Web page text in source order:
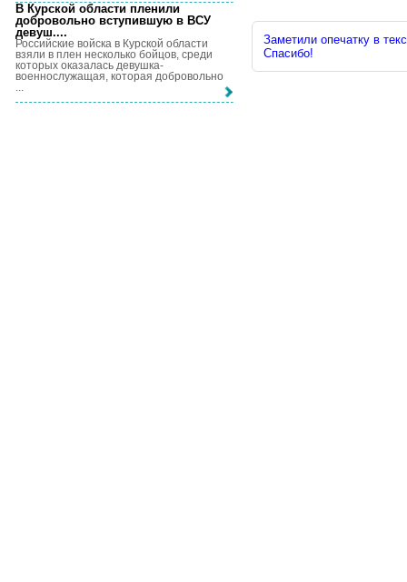
Заметили опечатку в
Спасибо!
В Курской области пленили
добровольно вступившую в ВСУ
девуш....
Российские войска в Курской области
взяли в плен несколько бойцов, среди
которых оказалась девушка-
военнослужащая, которая добровольно
...